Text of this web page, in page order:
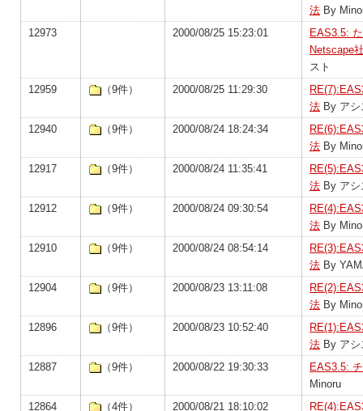
法 By
12973
2000/08/25 15:23:01
EAS3.5:
Netscape
スト
12959
（9件） 2000/08/25 11:29:30
法 By アシ
12940
（9件） 2000/08/24 18:24:34
法 By
12917
（9件） 2000/08/24 11:35:41
法 By アシ
12912
（9件） 2000/08/24 09:30:54
法 By
12910
（9件） 2000/08/24 08:54:14
法 By
12904
（9件） 2000/08/23 13:11:08
法 By
12896
（9件） 2000/08/23 10:52:40
法 By アシ
12887
（9件） 2000/08/22 19:30:33
EAS3.5:
Minoru
12864
（4件） 2000/08/21 18:10:02